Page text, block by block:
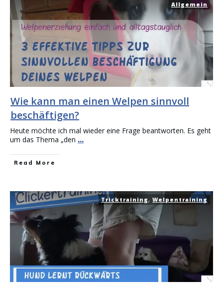
Allgemein
Wie kann man einen Welpen sinnvoll
beschäftigen?
Heute möchte ich mal wieder eine Frage beantworten. Es geht
um das Thema „den ...
Read More
Tricktraining, Welpentraining